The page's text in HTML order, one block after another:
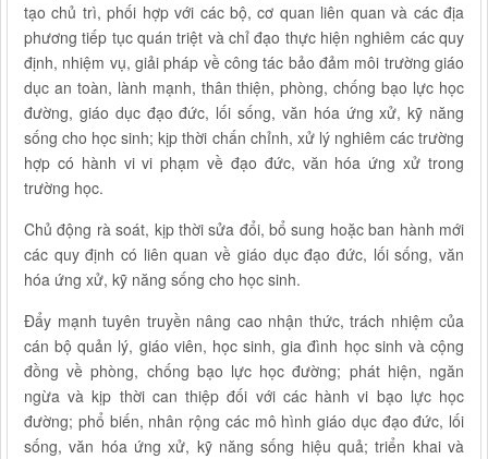
tạo chủ trì, phối hợp với các bộ, cơ quan liên quan và các địa
phương tiếp tục quán triệt và chỉ đạo thực hiện nghiêm các quy
định, nhiệm vụ, giải pháp về công tác bảo đảm môi trường giáo
dục an toàn, lành mạnh, thân thiện, phòng, chống bạo lực học
đường, giáo dục đạo đức, lối sống, văn hóa ứng xử, kỹ năng
sống cho học sinh; kịp thời chấn chỉnh, xử lý nghiêm các trường
hợp có hành vi vi phạm về đạo đức, văn hóa ứng xử trong
trường học.
Chủ động rà soát, kịp thời sửa đổi, bổ sung hoặc ban hành mới
các quy định có liên quan về giáo dục đạo đức, lối sống, văn
hóa ứng xử, kỹ năng sống cho học sinh.
Đẩy mạnh tuyên truyền nâng cao nhận thức, trách nhiệm của
cán bộ quản lý, giáo viên, học sinh, gia đình học sinh và cộng
đồng về phòng, chống bạo lực học đường; phát hiện, ngăn
ngừa và kịp thời can thiệp đối với các hành vi bạo lực học
đường; phổ biến, nhân rộng các mô hình giáo dục đạo đức, lối
sống, văn hóa ứng xử, kỹ năng sống hiệu quả; triển khai và